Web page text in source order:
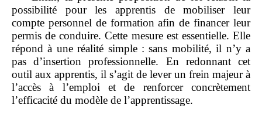
possibilité pour les apprentis de mobiliser leur
compte personnel de formation afin de financer leur
permis de conduire. Cette mesure est essentielle. Elle
répond à une réalité simple : sans mobilité, il n’y a
pas d’insertion professionnelle. En redonnant cet
outil aux apprentis, il s’agit de lever un frein majeur à
l’accès à l’emploi et de renforcer concrètement
l’efficacité du modèle de l’apprentissage.